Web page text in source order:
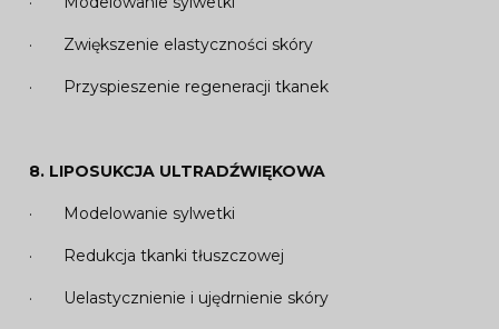
· Zwiększenie elastyczności skóry
· Przyspieszenie regeneracji tkanek
8. LIPOSUKCJA ULTRADŹWIĘKOWA
· Modelowanie sylwetki
· Redukcja tkanki tłuszczowej
· Uelastycznienie i ujędrnienie skóry